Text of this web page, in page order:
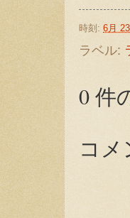
時刻: 6月
ラベル:
0 件
コ